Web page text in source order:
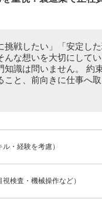
挑戦したい」「安定し
んな想いを大切にしてい
知識は問いません。 約
こと、前向きに仕事へ
・経験を考慮）
検査・機械操作など）